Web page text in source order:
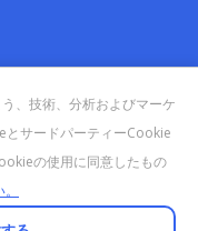
、技術、分析およびマーケ
とサードパーティーCookie
の使用に同意したもの